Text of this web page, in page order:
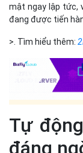
đáng
thức bảo mật
khẩu mạnh mẽ
cách nào đó tấn
chỉ có các giải
bên ngoài và
thiệt hại cho
xác định xem có
nghiệp hay
công lừa đảo, giải